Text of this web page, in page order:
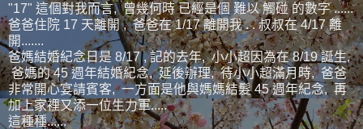
"17" 這個對我而言, 曾幾何時 已經是個 難以 觸碰 的數字 ......
爸爸住院 17 天離開 , 爸爸在 1/17 離開我 . . 叔叔在 4/17 離
開.......
爸媽結婚紀念日是 8/17 , 記的去年, 小小超因為在 8/19 誕生,
爸媽的 45 週年結婚紀念, 延後辦理, 待小小超滿月時, 爸爸
非常開心宴請賓客, 一方面是他與媽媽結髮 45 週年紀念, 再
加上家裡又添一位生力軍.....
這種種......